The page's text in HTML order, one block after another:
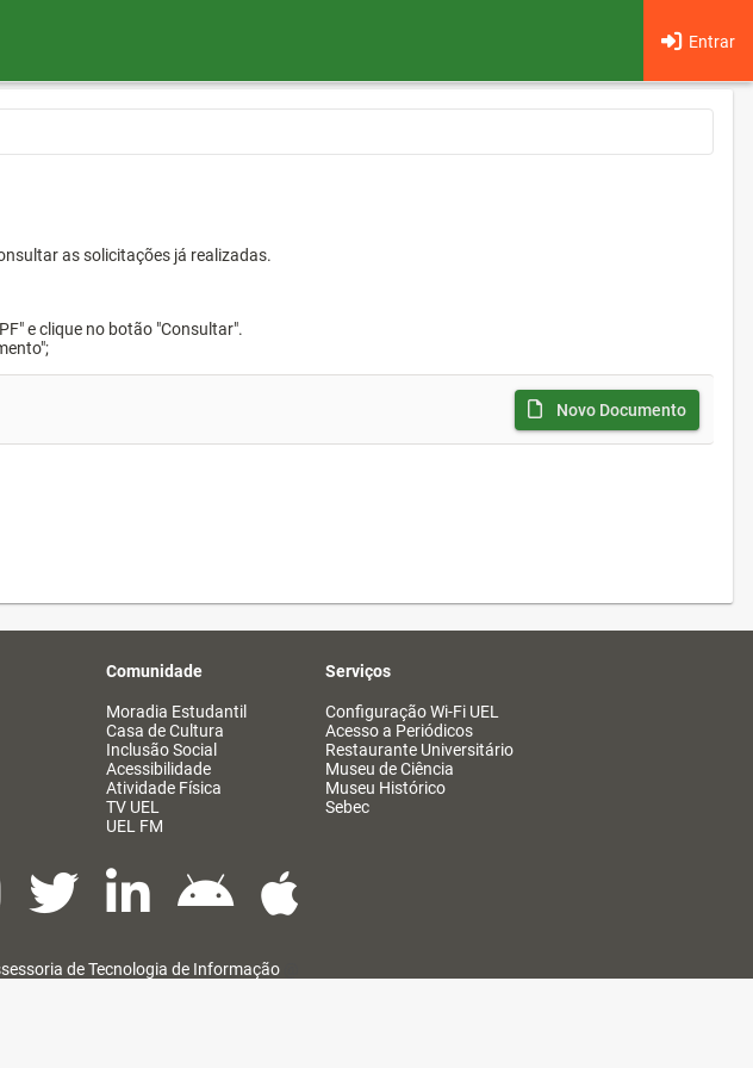
Entrar
as solicitações já realizadas.
e clique no botão "Consultar".
Novo Documento
Comunidade
Moradia Estudantil
Casa de Cultura
Inclusão Social
Acessibilidade
Atividade Física
TV UEL
UEL FM
Serviços
Configuração Wi-Fi UEL
Acesso a Periódicos
Restaurante Universitário
Museu de Ciência
Museu Histórico
Sebec
de Tecnologia de Informação